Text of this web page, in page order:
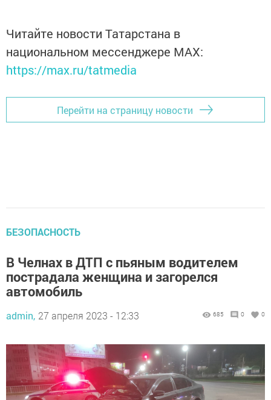
Читайте новости Татарстана в
национальном мессенджере MАХ:
https://max.ru/tatmedia
Перейти на страницу новости
БЕЗОПАСНОСТЬ
В Челнах в ДТП с пьяным водителем
пострадала женщина и загорелся
автомобиль
admin, 27 апреля 2023 - 12:33 685 0 0